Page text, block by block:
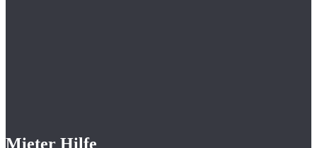
Mieter Hilfe